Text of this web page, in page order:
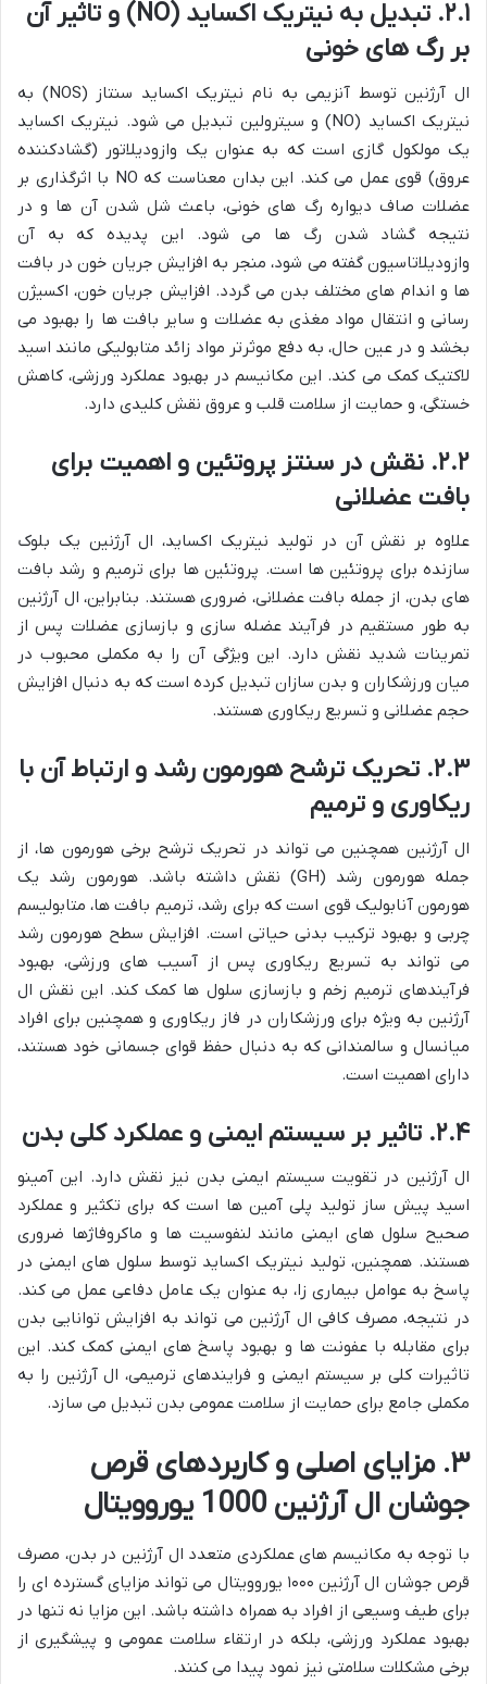
۲.۱. تبدیل به نیتریک اکساید (NO) و تاثیر آن
بر رگ های خونی
ال آرژنین توسط آنزیمی به نام نیتریک اکساید سنتاز (NOS) به
نیتریک اکساید (NO) و سیترولین تبدیل می شود. نیتریک اکساید
یک مولکول گازی است که به عنوان یک وازودیلاتور (گشادکننده
عروق) قوی عمل می کند. این بدان معناست که NO با اثرگذاری بر
عضلات صاف دیواره رگ های خونی، باعث شل شدن آن ها و در
نتیجه گشاد شدن رگ ها می شود. این پدیده که به آن
وازودیلاتاسیون گفته می شود، منجر به افزایش جریان خون در بافت
ها و اندام های مختلف بدن می گردد. افزایش جریان خون، اکسیژن
رسانی و انتقال مواد مغذی به عضلات و سایر بافت ها را بهبود می
بخشد و در عین حال، به دفع موثرتر مواد زائد متابولیکی مانند اسید
لاکتیک کمک می کند. این مکانیسم در بهبود عملکرد ورزشی، کاهش
خستگی، و حمایت از سلامت قلب و عروق نقش کلیدی دارد.
۲.۲. نقش در سنتز پروتئین و اهمیت برای
بافت عضلانی
علاوه بر نقش آن در تولید نیتریک اکساید، ال آرژنین یک بلوک
سازنده برای پروتئین ها است. پروتئین ها برای ترمیم و رشد بافت
های بدن، از جمله بافت عضلانی، ضروری هستند. بنابراین، ال آرژنین
به طور مستقیم در فرآیند عضله سازی و بازسازی عضلات پس از
تمرینات شدید نقش دارد. این ویژگی آن را به مکملی محبوب در
میان ورزشکاران و بدن سازان تبدیل کرده است که به دنبال افزایش
حجم عضلانی و تسریع ریکاوری هستند.
۲.۳. تحریک ترشح هورمون رشد و ارتباط آن با
ریکاوری و ترمیم
ال آرژنین همچنین می تواند در تحریک ترشح برخی هورمون ها، از
جمله هورمون رشد (GH) نقش داشته باشد. هورمون رشد یک
هورمون آنابولیک قوی است که برای رشد، ترمیم بافت ها، متابولیسم
چربی و بهبود ترکیب بدنی حیاتی است. افزایش سطح هورمون رشد
می تواند به تسریع ریکاوری پس از آسیب های ورزشی، بهبود
فرآیندهای ترمیم زخم و بازسازی سلول ها کمک کند. این نقش ال
آرژنین به ویژه برای ورزشکاران در فاز ریکاوری و همچنین برای افراد
میانسال و سالمندانی که به دنبال حفظ قوای جسمانی خود هستند،
دارای اهمیت است.
۲.۴. تاثیر بر سیستم ایمنی و عملکرد کلی بدن
ال آرژنین در تقویت سیستم ایمنی بدن نیز نقش دارد. این آمینو
اسید پیش ساز تولید پلی آمین ها است که برای تکثیر و عملکرد
صحیح سلول های ایمنی مانند لنفوسیت ها و ماکروفاژها ضروری
هستند. همچنین، تولید نیتریک اکساید توسط سلول های ایمنی در
پاسخ به عوامل بیماری زا، به عنوان یک عامل دفاعی عمل می کند.
در نتیجه، مصرف کافی ال آرژنین می تواند به افزایش توانایی بدن
برای مقابله با عفونت ها و بهبود پاسخ های ایمنی کمک کند. این
تاثیرات کلی بر سیستم ایمنی و فرایندهای ترمیمی، ال آرژنین را به
مکملی جامع برای حمایت از سلامت عمومی بدن تبدیل می سازد.
۳. مزایای اصلی و کاربردهای قرص
جوشان ال آرژنین 1000 یوروویتال
با توجه به مکانیسم های عملکردی متعدد ال آرژنین در بدن، مصرف
قرص جوشان ال آرژنین ۱۰۰۰ یوروویتال می تواند مزایای گسترده ای را
برای طیف وسیعی از افراد به همراه داشته باشد. این مزایا نه تنها در
بهبود عملکرد ورزشی، بلکه در ارتقاء سلامت عمومی و پیشگیری از
برخی مشکلات سلامتی نیز نمود پیدا می کنند.